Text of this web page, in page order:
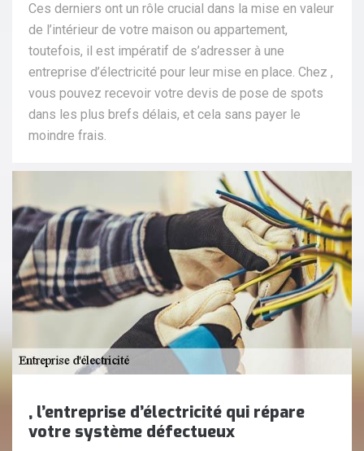
Ces derniers ont un rôle crucial dans la mise en valeur
de l’intérieur de votre maison ou appartement,
toutefois, il est impératif de s’adresser à une
entreprise d’électricité pour leur mise en place. Chez ,
vous pouvez recevoir votre devis de pose de spots
dans les plus brefs délais, et cela sans payer le
moindre frais.
, l’entreprise d’électricité qui répare
votre système défectueux